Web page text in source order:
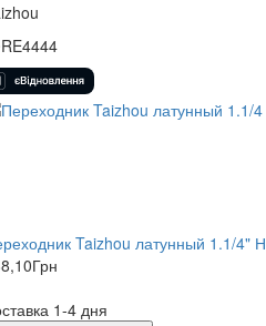
Taizhou латунный 1.1/4"
Грн
1-4 дня